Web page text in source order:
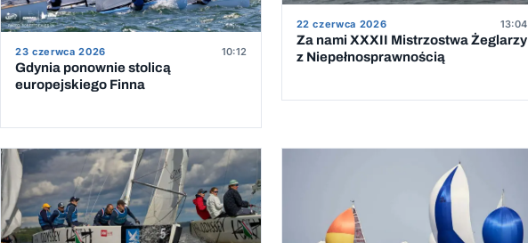
23 czerwca 2026 10:12
Gdynia ponownie stolicą
europejskiego Finna
22 czerwca 2026 13:04
Za nami XXXII Mistrzostwa Żeglarzy
z Niepełnosprawnością